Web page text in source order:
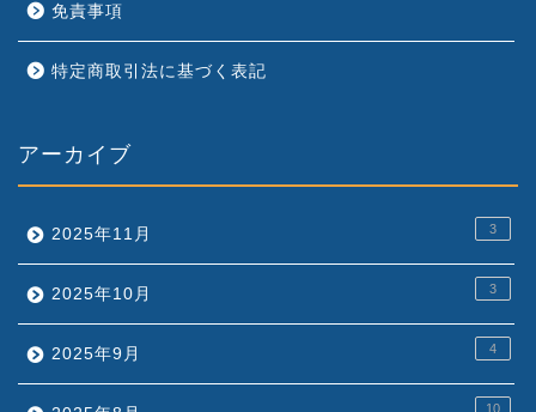
免責事項
特定商取引法に基づく表記
アーカイブ
2025年11月 3
2025年10月 3
2025年9月 4
10